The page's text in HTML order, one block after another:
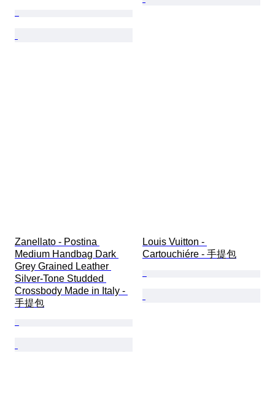
Zanellato - Postina
Medium Handbag Dark
Grey Grained Leather
Silver-Tone Studded
Crossbody Made in Italy -
手提包
Louis Vuitton -
Cartouchiére - 手提包